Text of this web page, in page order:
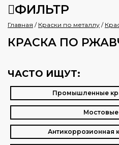
ФИЛЬТР
Главная / Краски по металлу /
КРАСКА ПО
ЧАСТО ИЩУТ:
Промышленные
Мостовые
Антикоррозионная